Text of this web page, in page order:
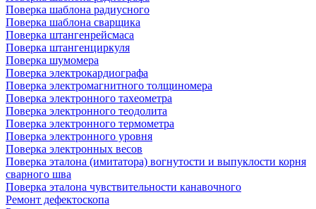
Поверка шаблона радиусного
Поверка шаблона сварщика
Поверка штангенрейсмаса
Поверка штангенциркуля
Поверка шумомера
Поверка электрокардиографа
Поверка электромагнитного толщиномера
Поверка электронного тахеометра
Поверка электронного теодолита
Поверка электронного термометра
Поверка электронного уровня
Поверка электронных весов
Поверка эталона (имитатора) вогнутости и выпуклости корня
сварного шва
Поверка эталона чувствительности канавочного
Ремонт дефектоскопа